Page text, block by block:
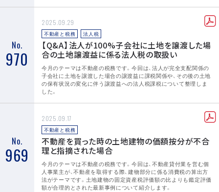
No.
970
2025.09.29
不動産と税務 法人税
【Q&A】法人が100%子会社に土地を譲渡した場
合の土地譲渡益に係る法人税の取扱い
今月のテーマは不動産の税務です。今回は、法人が完全支配関係の
子会社に土地を譲渡した場合の譲渡益に課税関係や、その後の土地
の保有状況の変化に伴う譲渡益への法人税課税について整理しま
した。
No.
969
2025.09.17
不動産と税務
不動産を買った時の土地建物の価額按分が不合
理と指摘された場合
今月のテーマは不動産の税務です。今回は、不動産貸付業を営む個
人事業主が、不動産を取得する際、建物部分に係る消費税の算出方
法がテーマです。土地建物の固定資産税評価額の比よりも鑑定評価
額が合理的とされた最新事例について紹介します。